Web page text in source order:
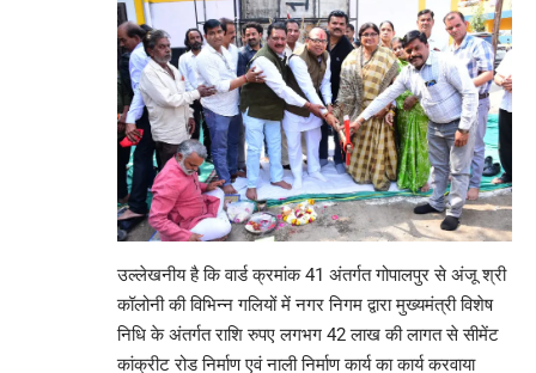
उल्लेखनीय है कि वार्ड क्रमांक 41 अंतर्गत गोपालपुर से अंजू श्री
कॉलोनी की विभिन्न गलियों में नगर निगम द्वारा मुख्यमंत्री विशेष
निधि के अंतर्गत राशि रुपए लगभग 42 लाख की लागत से सीमेंट
कांक्रीट रोड निर्माण एवं नाली निर्माण कार्य का कार्य करवाया